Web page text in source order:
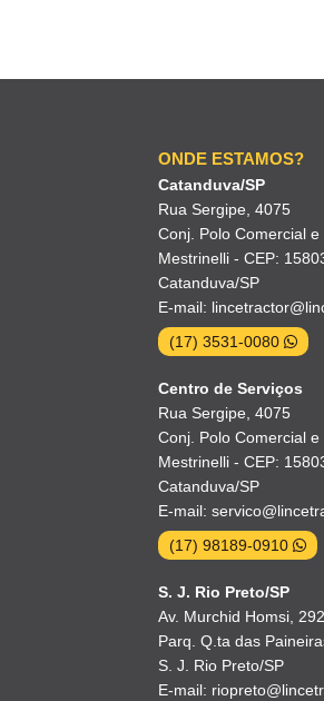
ONDE ESTAMOS?
Catanduva/SP
Rua Sergipe, 4075
Conj. Polo Comercial
Mestrinelli - CEP:
Catanduva/SP
E-mail:
(17) 3531-0080
Centro de Serviços
Rua Sergipe, 4075
Conj. Polo Comercial
Mestrinelli - CEP:
Catanduva/SP
E-mail:
(17) 98189-0910
S. J. Rio Preto/SP
Av. Murchid Homsi,
Parq. Q.ta das
S. J. Rio Preto/SP
E-mail: